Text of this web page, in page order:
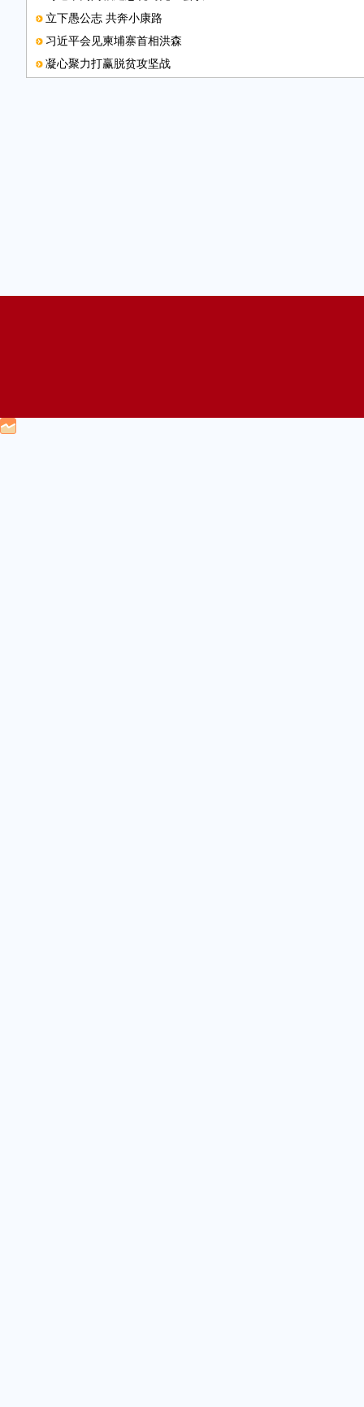
立下愚公志 共奔小康路
习近平会见柬埔寨首相洪森
凝心聚力打赢脱贫攻坚战